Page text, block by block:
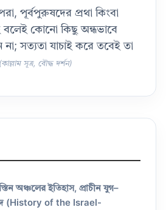
পূর্বপুরুষদের প্রথা কিংবা
বলেই কোনো কিছু অন্ধভাবে
না; সত্যতা যাচাই করে তবেই তা
(কাল্লাম সূত্র, বৌদ্ধ দর্শন)
অঞ্চলের ইতিহাস, প্রাচীন যুগ–
(History of the Israel-